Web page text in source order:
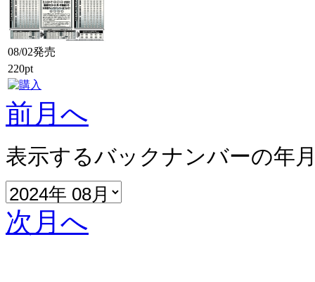
08/02発売
220pt
前月へ
表示するバックナンバーの年
次月へ